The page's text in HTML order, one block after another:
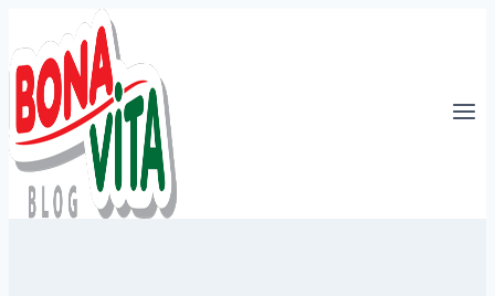
Přeskočit
na
obsah